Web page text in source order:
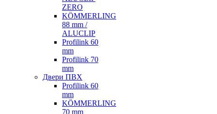
ZERO
KÖMMERLING
88 mm /
ALUCLIP
Profilink 60
mm
Profilink 70
mm
Двери ПВХ
Profilink 60
mm
KÖMMERLING
70 mm